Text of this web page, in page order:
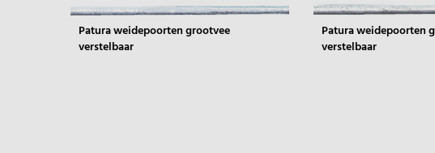
Patura weidepoorten grootvee
verstelbaar
Patura weidepoorten
verstelbaar